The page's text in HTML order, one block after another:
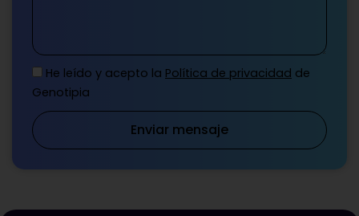
He leído y acepto la Política de privacidad de
Genotipia
Enviar mensaje